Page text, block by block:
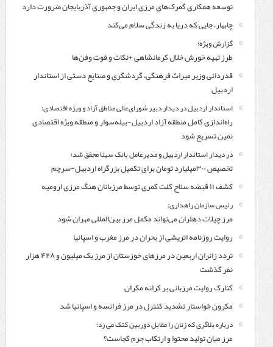
توسعه همکاری گمرک‌های مرزی ایران و جمهوری آذربایجان ضرورت دارد
چابهار، جایی که دریا به زندگی سلام می‌کند
گزارش ویژه؛
طرز تهیه خورش خلال کرمانشاهی +نکات و فوت وفن‌ها
قدردانی وزیر میراث فرهنگی، گردشگری و صنایع دستی از استاندار
اردبیل
استاندار اردبیل در دیدار دبیر شورای‌عالی مناطق آزاد و ویژه اقتصادی:
راه‌اندازی کامل منطقه آزاد اردبیل-بیله‌سوار و منطقه ویژه اقتصادی
نمین تسریع شود
در دیدار استاندار اردبیل و مدیرعامل بانک سینا محقق شد؛
تخصیص ۳۰۰میلیارد تومان برای تکمیل بزرگراه اردبیل-سرچم
کشف ۱۱ قبضه سلاح کلت کمری توسط مرزبانان هنگ مرزی ارومیه
رئیس سازمان راهداری:
مرز چیلات دهلران می‌تواند مکمل مرز بین‌المللی مهران شود
روایت روزنامه اتریشی از بحران در مرز مغرب و اسپانیا
تردد زائران اربعین در مرزهای خوزستان از مرز یک میلیون و ۴۲۸ هزار
نفر گذشت
کنارک روایت مرزبانی بر کرانه مکران
مکرون خواستار تشدید کنترل‌ در مرز فرانسه و اسپانیا شد
درباره بلاگری که زنان را مقابل دوربین کتک می زد؛
مرز میان تولید محتوا و ارتکاب جرم کجاست؟